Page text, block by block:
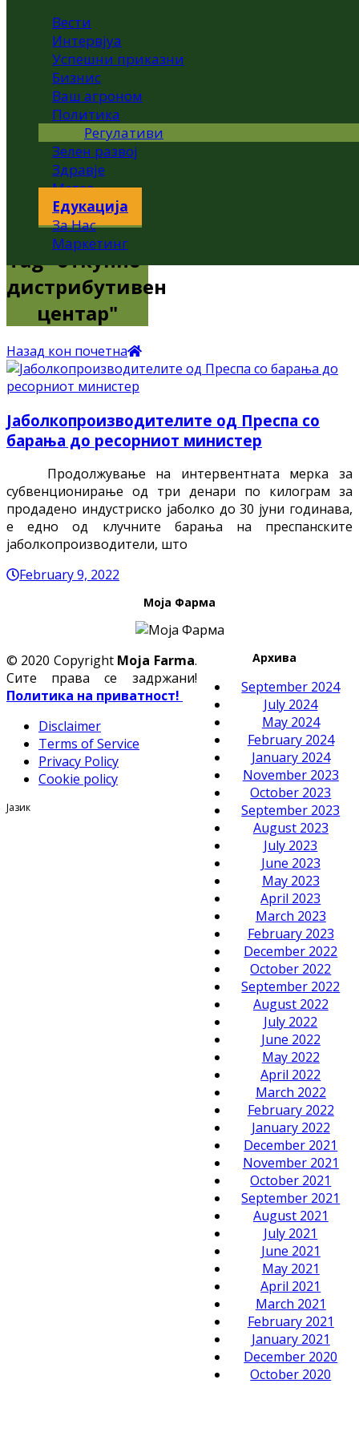
Вести
Интервјуа
Успешни приказни
Бизнис
Ваш агроном
Политика
Регулативи
Зелен развој
Здравје
Метео
Едукација
За Нас
Маркетинг
Tag "откупно-
дистрибутивен
центар"
Назад кон почетна
Јаболкопроизводителите од Преспа со
барања до ресорниот министер
Продолжување на интервентната мерка за
субвенционирање од три денари по килограм за
продадено индустриско јаболко до 30 јуни годинава,
е едно од клучните барања на преспанските
јаболкопроизводители, што
February 9, 2022
Моја Фарма
Архива
September 2024
July 2024
May 2024
February 2024
January 2024
November 2023
October 2023
September 2023
August 2023
July 2023
June 2023
May 2023
April 2023
March 2023
February 2023
December 2022
October 2022
September 2022
August 2022
July 2022
June 2022
May 2022
April 2022
March 2022
February 2022
January 2022
December 2021
November 2021
October 2021
September 2021
August 2021
July 2021
June 2021
May 2021
April 2021
March 2021
February 2021
January 2021
December 2020
October 2020
© 2020 Copyright Moja Farma.
Сите права се задржани!
Политика на приватност!
Disclaimer
Terms of Service
Privacy Policy
Cookie policy
Јазик